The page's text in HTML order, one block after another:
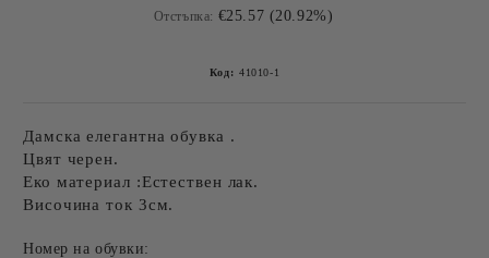
Отстъпка: €25.57 (20.92%)
Код: 41010-1
Дамска елегантна обувка .
Цвят черен.
Еко материал :Естествен лак.
Височина ток 3см.
Номер на обувки: